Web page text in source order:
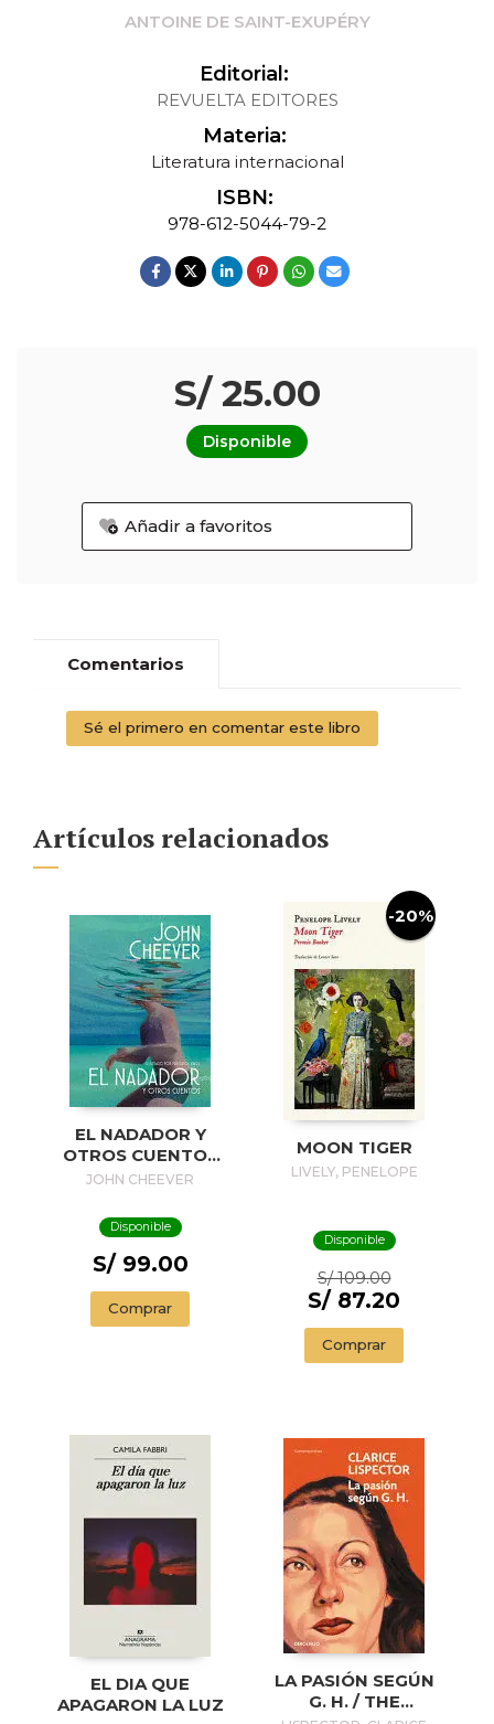
ANTOINE DE SAINT-EXUPÉRY
Editorial:
REVUELTA EDITORES
Materia:
Literatura internacional
ISBN:
978-612-5044-79-2
S/ 25.00
Disponible
Añadir a favoritos
Comentarios
Sé el primero en comentar este libro
Artículos relacionados
EL NADADOR Y
OTROS CUENTOS
(EDICIÓN
SWIMMER AND
OTHER STORIES (
ILLUSTRADED
EDITION)
JOHN CHEEVER
Disponible
S/ 99.00
Comprar
-20%
MOON TIGER
LIVELY, PENELOPE
Disponible
S/ 109.00
S/ 87.20
Comprar
EL DIA QUE
APAGARON LA LUZ
LA PASIÓN SEGÚN
G. H. / THE